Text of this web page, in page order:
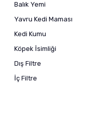
Balık Yemi
Yavru Kedi Maması
Kedi Kumu
Köpek İsimliği
Dış Filtre
İç Filtre